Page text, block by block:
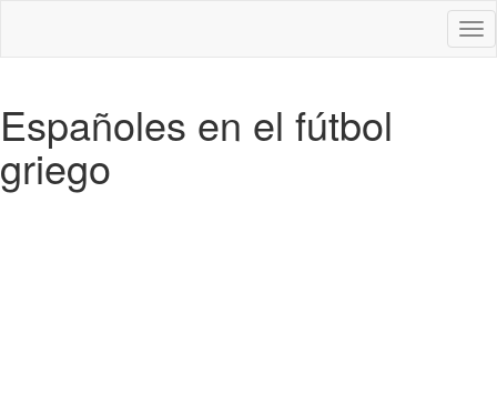
Españoles en el fútbol
griego